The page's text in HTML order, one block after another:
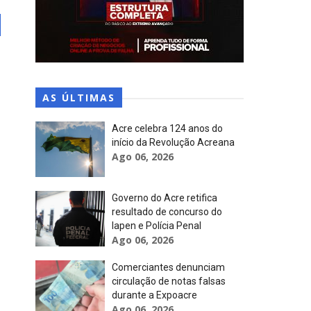
AS ÚLTIMAS
Acre celebra 124 anos do
início da Revolução Acreana
Ago 06, 2026
Governo do Acre retifica
resultado de concurso do
Iapen e Polícia Penal
Ago 06, 2026
Comerciantes denunciam
circulação de notas falsas
durante a Expoacre